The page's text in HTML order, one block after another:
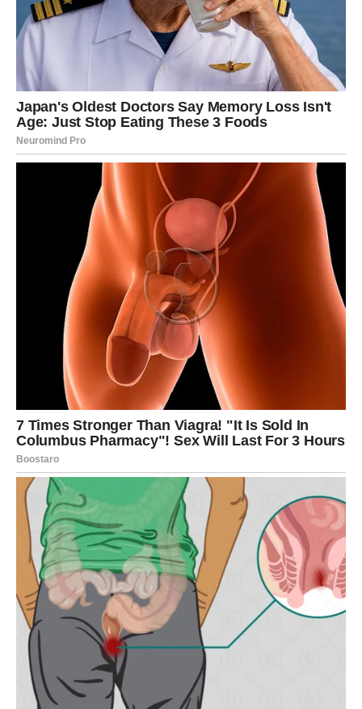
čini maline omiljenim izborom među ljubiteljima zdrave
prehrane.
Uključivanje malina u svakodnevnu ishranu
može obogatiti vašu prehranu raznim vlaknima,
vitaminima i antioksidansima.
Uzgoj i dostupnost malina
Uzgoj malina postaje sve popularniji, jer zahtijevaju
umjerene klimatske uslove i ne trebaju posebne tehnike
uzgoja. Maline najbolje rastu u bogatom tlu s dovoljnom
vlagom, a pravilna njega može rezultirati velikim
prinosima više godina zaredom. Osim tradicionalnih
crvenih malina, postoje i druge varijante, uključujući crne,
zlatne i ljubičaste maline, koje nude različite okuse i
nutritivne profile.
Crne maline imaju slatki okus s blagim
kiselkastim nijansama, dok zlatne maline nude još slađi
profil i često su cjenjenije među ljubiteljima malina.
Maline u umjetnosti i kulturi
Maline su također inspirisale mnoge umjetnike i pjesnike
tokom istorije. U raznim kulturama, one se često
povezuju s ljubavlju, strastima i prirodnom ljepotom.
Njihova simbolika je bogata i raznolika, a često se koriste
kao metafora za prolaznost i uživanje u životu. U
umjetnosti, maline su prikazane kao simboli brze
prolaznosti ljepote, što dodatno naglašava njihovu
privlačnost. U popularnoj kulturi, maline su često
korištene kao tema u pjesmama i knjigama, a njihova
prisutnost u simbolizmu ljubavi i veze čini ih još
privlačnijima za potrošače.
U zaključku, maline su zaista jedinstveno voće koje
kombinira ukus, zdravlje i kulturološki značaj.